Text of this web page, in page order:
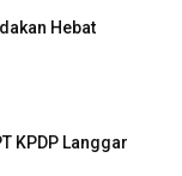
Hebat
KPDP Langgar